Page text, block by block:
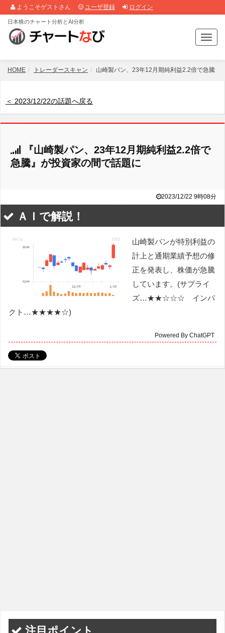
ようこそゲストさん ユーザ登録 ログイン
T
o
g
g
a
日本株のチャート分析とAI分析
HOME トレーダースキャン 山崎製パン、23年12月期純利益2.2倍で急騰
＜ 2023/12/22の話題へ戻る
『山崎製パン、23年12月期純利益2.2倍で
急騰』が投資家の間で話題に
2023/12/22 9時08分
ＡＩで解説！
山崎製パンが特別利益の
計上と通期業績予想の修
正を発表し、株価が急騰
しています。(サプライ
ズ…★★☆☆☆ インパ
クト…★★★★☆)
Powered By ChatGPT